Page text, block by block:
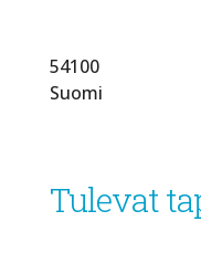
54100
Suomi
Tulevat